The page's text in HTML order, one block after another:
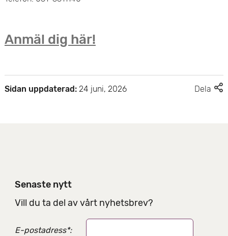
Anmäl dig här!
Sidan uppdaterad: 24 juni, 2026 Dela
Senaste nytt
Vill du ta del av vårt nyhetsbrev?
E-postadress*: